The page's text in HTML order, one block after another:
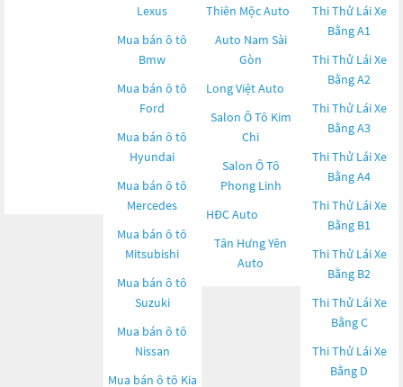
Lexus
Mua bán ô tô
Bmw
Mua bán ô tô
Ford
Mua bán ô tô
Hyundai
Mua bán ô tô
Mercedes
Mua bán ô tô
Mitsubishi
Mua bán ô tô
Suzuki
Mua bán ô tô
Nissan
Mua bán ô tô Kia
Thiên Mộc Auto
Auto Nam Sài
Gòn
Long Việt Auto
Salon Ô Tô Kim
Chi
Salon Ô Tô
Phong Linh
HĐC Auto
Tân Hưng Yên
Auto
Thi Thử Lái Xe
Bằng A1
Thi Thử Lái Xe
Bằng A2
Thi Thử Lái Xe
Bằng A3
Thi Thử Lái Xe
Bằng A4
Thi Thử Lái Xe
Bằng B1
Thi Thử Lái Xe
Bằng B2
Thi Thử Lái Xe
Bằng C
Thi Thử Lái Xe
Bằng D